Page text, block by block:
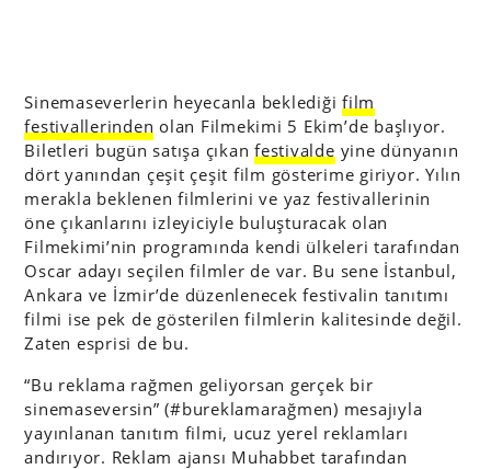
Sinemaseverlerin heyecanla beklediğifilm
festivallerinden olan Filmekimi 5 Ekim’de başlıyor.
Biletleri bugün satışa çıkanfestivalde yine dünyanın
dört yanından çeşit çeşit film gösterime giriyor. Yılın
merakla beklenen filmlerini ve yaz festivallerinin
öne çıkanlarını izleyiciyle buluşturacak olan
Filmekimi’nin programında kendi ülkeleri tarafından
Oscar adayı seçilen filmler de var. Bu sene İstanbul,
Ankara ve İzmir’de düzenlenecek festivalin tanıtımı
filmi ise pek de gösterilen filmlerin kalitesinde değil.
Zaten esprisi de bu.
“Bu reklama rağmen geliyorsan gerçek bir
sinemaseversin” (#bureklamarağmen) mesajıyla
yayınlanan tanıtım filmi, ucuz yerel reklamları
andırıyor. Reklam ajansı Muhabbet tarafından